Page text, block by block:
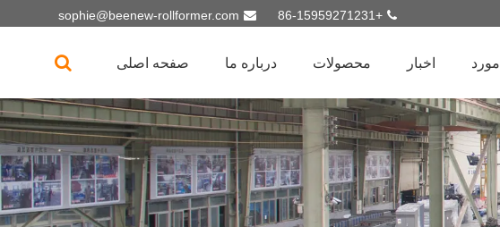
+86-15959271231
sophie@beenew-rollformer.com
صفحه اصلی درباره ما محصولات اخبار مورد